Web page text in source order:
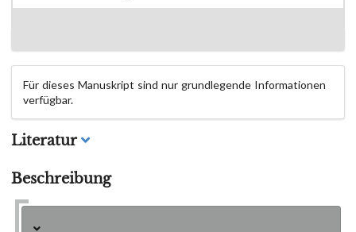
Für dieses Manuskript sind nur grundlegende Informationen
verfügbar.
Literatur
Beschreibung